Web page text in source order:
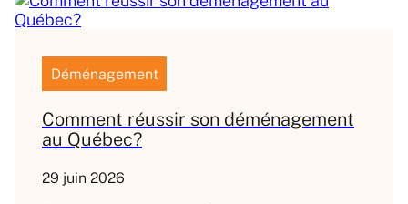
Déménagement
Comment réussir son déménagement
au Québec?
29 juin 2026